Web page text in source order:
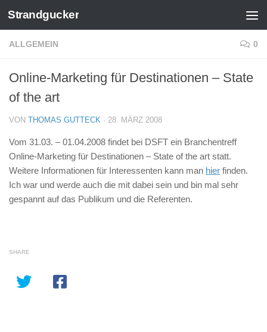
Zum Inhalt springen
Strandgucker
ALLGEMEIN 0
Online-Marketing für Destinationen – State
of the art
VON THOMAS GUTTECK · 28. MÄRZ 2008
Vom 31.03. – 01.04.2008 findet bei DSFT ein Branchentreff
Online-Marketing für Destinationen – State of the art statt.
Weitere Informationen für Interessenten kann man hier finden.
Ich war und werde auch die mit dabei sein und bin mal sehr
gespannt auf das Publikum und die Referenten.
SHARE